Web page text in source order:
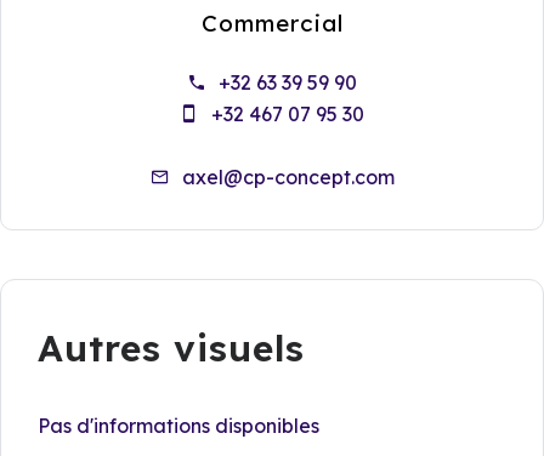
Commercial
+32 63 39 59 90
+32 467 07 95 30
axel@cp-concept.com
Autres visuels
Pas d'informations disponibles